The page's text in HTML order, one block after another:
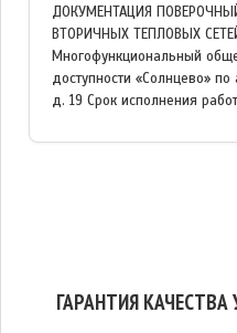
ДОКУМЕНТАЦИЯ
ВТОРИЧНЫХ ТЕПЛОВЫХ
Многофункциональный
доступности «Солнцево»
д. 19 Срок исполнения
ГАРАНТИЯ КАЧЕСТВА